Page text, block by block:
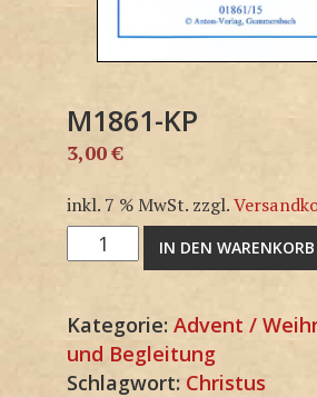
M1861-KP
3,00€
inkl. 7 % MwSt. zzgl.
M1861-
KP
IN DEN WARENKORB
Kategorie: Advent /
und Begleitung
Schlagwort: Christus